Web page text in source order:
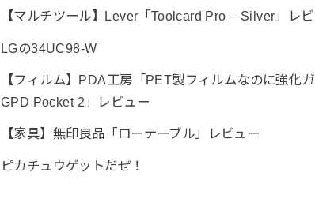
【マルチツール】Lever「Toolcard Pro – Silver」レ
LGの34UC98-W
【フィルム】PDA工房「PET製フィルムなのに強化
GPD Pocket 2」レビュー
【家具】無印良品「ローテーブル」レビュー
ピカチュウゲットだぜ！